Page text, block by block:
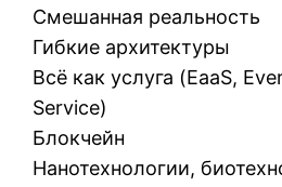
Смешанная реальность
Гибкие архитектуры
Всё как услуга (EaaS,
Service)
Блокчейн
Нанотехнологии,